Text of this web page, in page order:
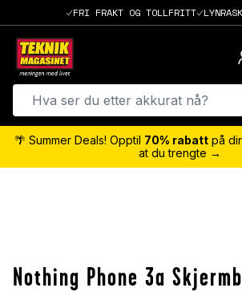
FRI FRAKT OG TOLLFRITT
🌴 Summer Deals! Opptil 70% rabatt på
at du trengte →
Nothing Phone 3a